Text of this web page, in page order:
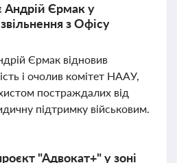
Андрій Єрмак у
з Офісу
Єрмак відновив
і очолив комітет НААУ,
постраждалих від
підтримку військовим.
"Адвокат+" у зоні